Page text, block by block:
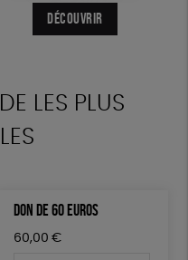
DÉCOUVRIR
DÉCOUVRIR
DÉCOUVRIR
DÉCOUVRIR
LES PLUS
DON DE 60 EUROS
60,00 €